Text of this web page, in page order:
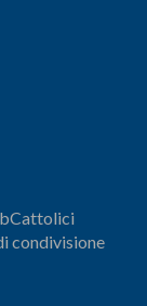
condivisione